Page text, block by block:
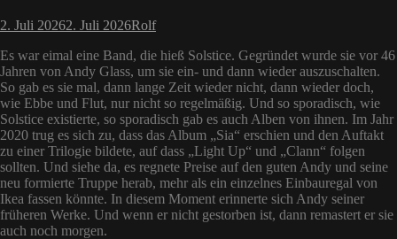
Posted-
2. Juli 20262. Juli 2026By
Byline
Rolf
Es war eimal eine Band, die hieß Solstice. Gegründet wurde sie vor 46
Jahren von Andy Glass, um sie ein- und dann wieder auszuschalten.
So gab es sie mal, dann lange Zeit wieder nicht, dann wieder doch,
wie Ebbe und Flut, nur nicht so regelmäßig. Und so sporadisch, wie
Solstice existierte, so sporadisch gab es auch Alben von ihnen. Im Jahr
2020 trug es sich zu, dass das Album „Sia“ erschien und den Auftakt
zu einer Trilogie bildete, auf dass „Light Up“ und „Clann“ folgen
sollten. Und siehe da, es regnete Preise auf den guten Andy und seine
neu formierte Truppe herab, mehr als ein einzelnes Einbauregal von
Ikea fassen könnte. In diesem Moment erinnerte sich Andy seiner
früheren Werke. Und wenn er nicht gestorben ist, dann remastert er sie
auch noch morgen.